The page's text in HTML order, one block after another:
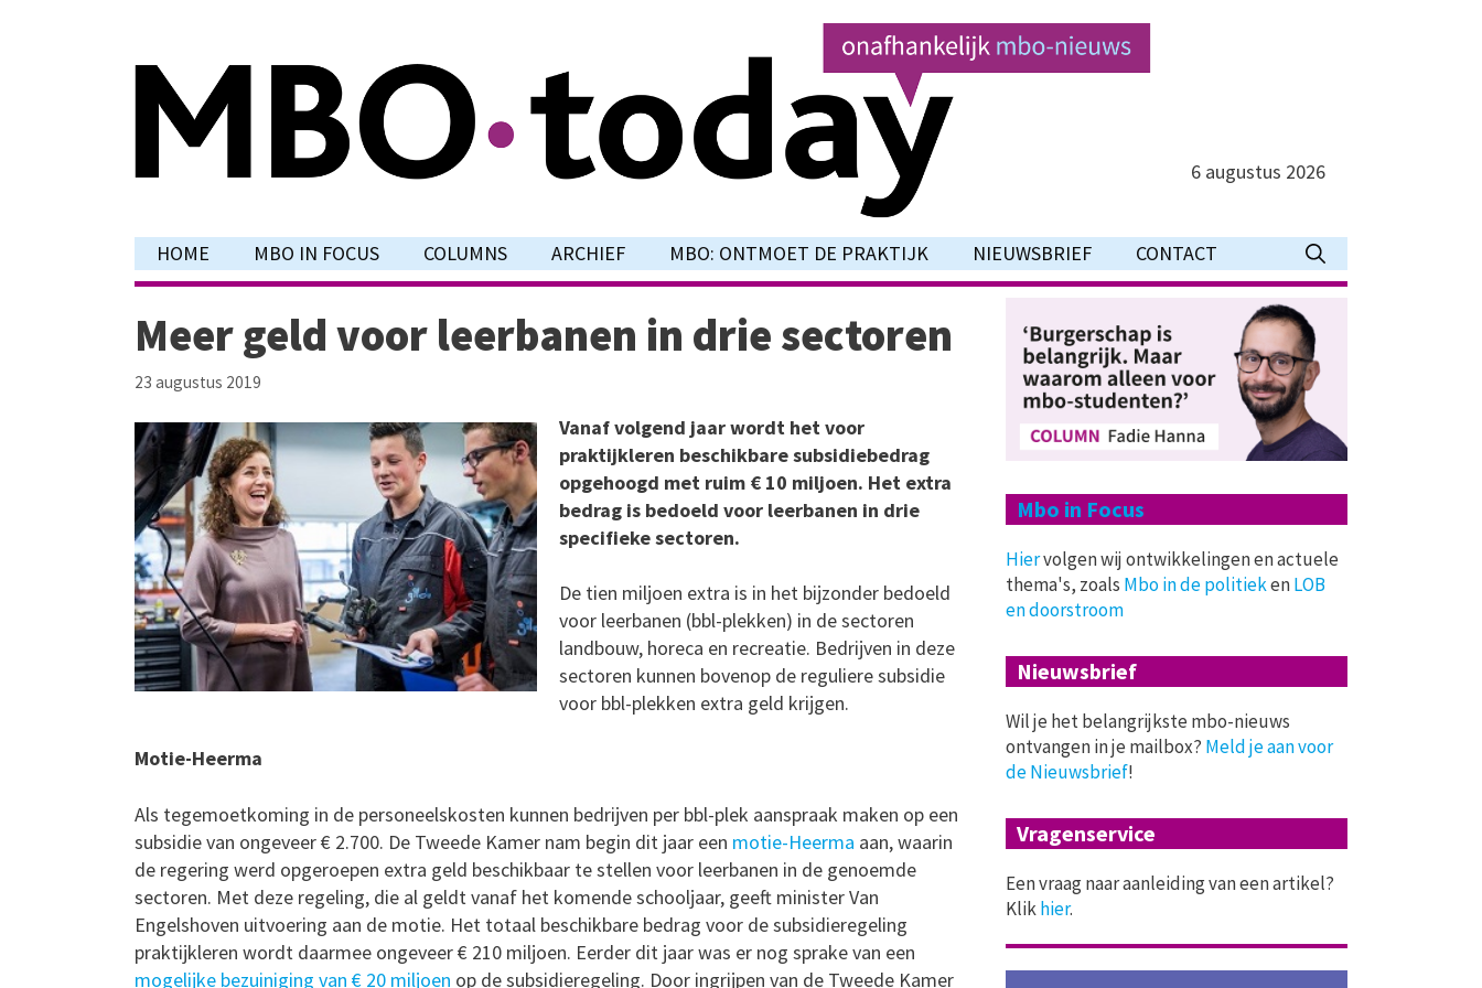
6 augustus 2026
HOME MBO IN FOCUS COLUMNS ARCHIEF MBO: ONTMOET DE PRAKTIJK NIEUWSBRIEF CONTACT
Meer geld voor leerbanen in drie sectoren
23 augustus 2019
Vanaf volgend jaar wordt het voor
praktijkleren beschikbare subsidiebedrag
opgehoogd met ruim € 10 miljoen. Het extra
bedrag is bedoeld voor leerbanen in drie
specifieke sectoren.
De tien miljoen extra is in het bijzonder bedoeld
voor leerbanen (bbl-plekken) in de sectoren
landbouw, horeca en recreatie. Bedrijven in deze
sectoren kunnen bovenop de reguliere subsidie
voor bbl-plekken extra geld krijgen.
Motie-Heerma
Als tegemoetkoming in de personeelskosten kunnen bedrijven per bbl-plek aanspraak maken op een
subsidie van ongeveer € 2.700. De Tweede Kamer nam begin dit jaar een motie-Heerma aan, waarin
de regering werd opgeroepen extra geld beschikbaar te stellen voor leerbanen in de genoemde
sectoren. Met deze regeling, die al geldt vanaf het komende schooljaar, geeft minister Van
Engelshoven uitvoering aan de motie. Het totaal beschikbare bedrag voor de subsidieregeling
praktijkleren wordt daarmee ongeveer € 210 miljoen. Eerder dit jaar was er nog sprake van een
mogelijke bezuiniging van € 20 miljoen op de subsidieregeling. Door ingrijpen van de Tweede Kamer
Mbo in Focus
Hiervolgen wij ontwikkelingen en actuele
thema's, zoals Mbo in de politiekenLOB
en doorstroom
Nieuwsbrief
Wil je het belangrijkste mbo-nieuws
ontvangen in je mailbox? Meld je aan voor
de Nieuwsbrief!
Vragenservice
Een vraag naar aanleiding van een artikel?
Klikhier.